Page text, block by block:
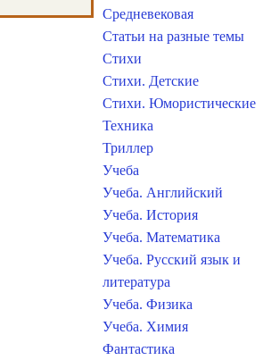
Средневековая
Статьи на разные темы
Стихи
Стихи. Детские
Стихи. Юмористические
Техника
Триллер
Учеба
Учеба. Английский
Учеба. История
Учеба. Математика
Учеба. Русский язык и
литература
Учеба. Физика
Учеба. Химия
Фантастика